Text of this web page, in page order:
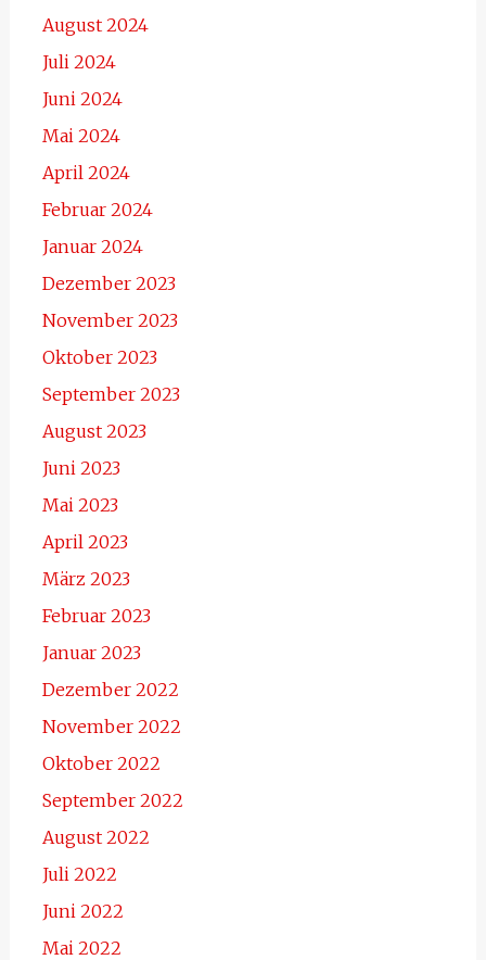
August 2024
Juli 2024
Juni 2024
Mai 2024
April 2024
Februar 2024
Januar 2024
Dezember 2023
November 2023
Oktober 2023
September 2023
August 2023
Juni 2023
Mai 2023
April 2023
März 2023
Februar 2023
Januar 2023
Dezember 2022
November 2022
Oktober 2022
September 2022
August 2022
Juli 2022
Juni 2022
Mai 2022